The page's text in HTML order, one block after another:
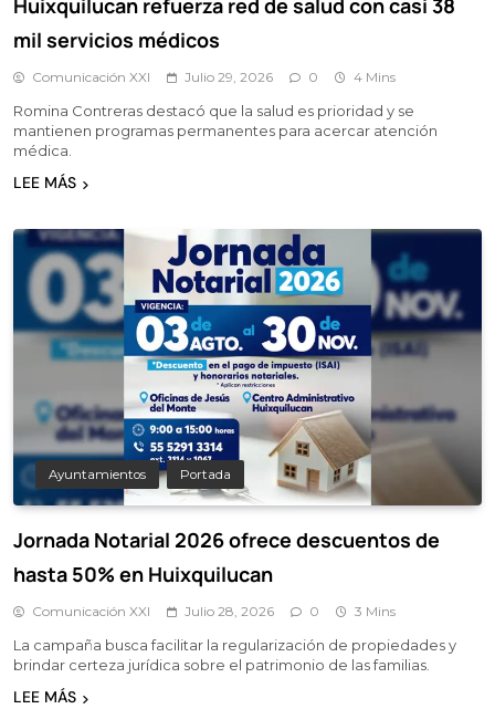
Huixquilucan refuerza red de salud con casi 38
mil servicios médicos
Comunicación XXI Julio 29, 2026 0 4 Mins
Romina Contreras destacó que la salud es prioridad y se
mantienen programas permanentes para acercar atención
médica.
LEE MÁS
Ayuntamientos Portada
Jornada Notarial 2026 ofrece descuentos de
hasta 50% en Huixquilucan
Comunicación XXI Julio 28, 2026 0 3 Mins
La campaña busca facilitar la regularización de propiedades y
brindar certeza jurídica sobre el patrimonio de las familias.
LEE MÁS